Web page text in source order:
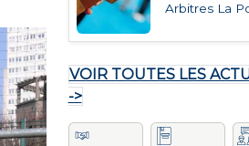
Arbitres La
VOIR TOUTES LES
->